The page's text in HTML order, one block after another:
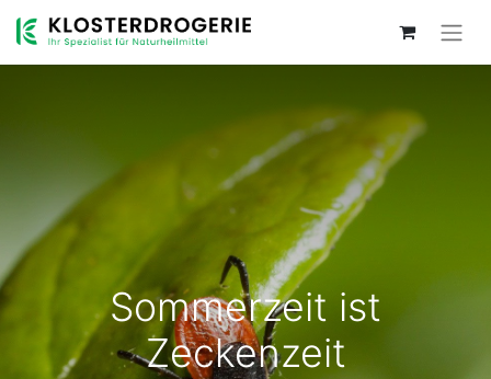
Sommerzeit ist
Zeckenzeit